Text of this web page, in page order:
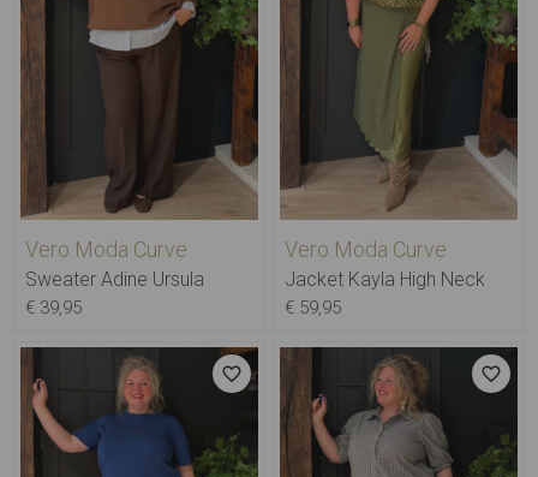
Vero Moda Curve
Sweater Adine Ursula
€ 39,95
Vero Moda Curve
Jacket Kayla High Neck
€ 59,95